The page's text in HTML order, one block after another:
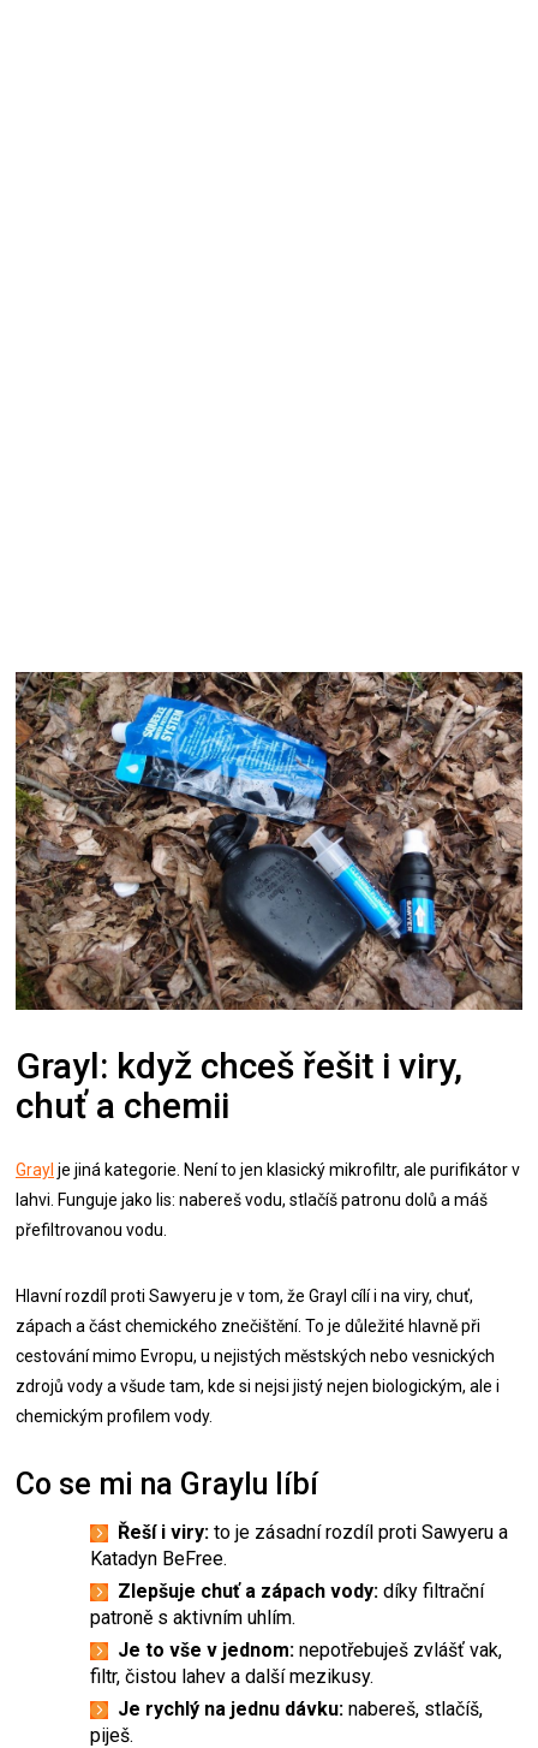
Grayl: když chceš řešit i viry,
chuť a chemii
Grayl je jiná kategorie. Není to jen klasický mikrofiltr, ale purifikátor v
lahvi. Funguje jako lis: nabereš vodu, stlačíš patronu dolů a máš
přefiltrovanou vodu.
Hlavní rozdíl proti Sawyeru je v tom, že Grayl cílí i na viry, chuť,
zápach a část chemického znečištění. To je důležité hlavně při
cestování mimo Evropu, u nejistých městských nebo vesnických
zdrojů vody a všude tam, kde si nejsi jistý nejen biologickým, ale i
chemickým profilem vody.
Co se mi na Graylu líbí
Řeší i viry: to je zásadní rozdíl proti Sawyeru a
Katadyn BeFree.
Zlepšuje chuť a zápach vody: díky filtrační
patroně s aktivním uhlím.
Je to vše v jednom: nepotřebuješ zvlášť vak,
filtr, čistou lahev a další mezikusy.
Je rychlý na jednu dávku: nabereš, stlačíš,
piješ.